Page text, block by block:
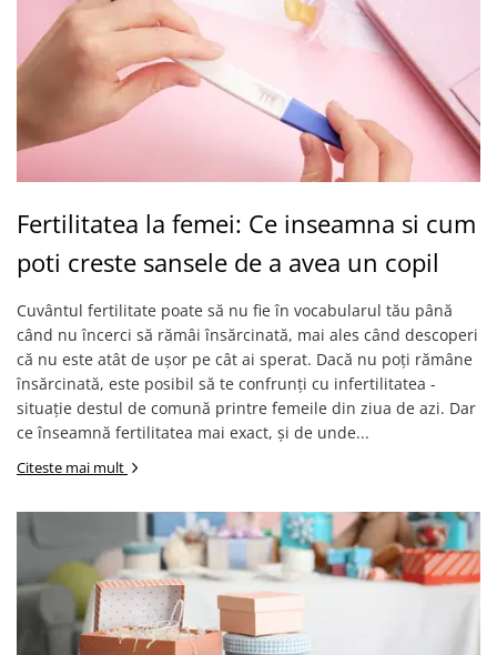
Fertilitatea la femei: Ce inseamna si cum
poti creste sansele de a avea un copil
Cuvântul fertilitate poate să nu fie în vocabularul tău până
când nu încerci să rămâi însărcinată, mai ales când descoperi
că nu este atât de ușor pe cât ai sperat. Dacă nu poți rămâne
însărcinată, este posibil să te confrunți cu infertilitatea -
situație destul de comună printre femeile din ziua de azi. Dar
ce înseamnă fertilitatea mai exact, și de unde...
Citeste mai mult